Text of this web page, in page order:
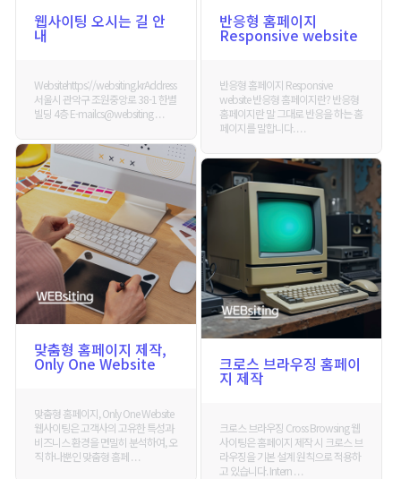
웹사이팅 오시는 길 안
내
Websitehttps://websiting.krAddress
서울시 관악구 조원중앙로 38-1 한별
빌딩 4층 E-mailcs@websiting . . .
반응형 홈페이지
Responsive website
반응형 홈페이지 Responsive
website 반응형 홈페이지란? 반응형
홈페이지란 말 그대로 반응을 하는 홈
페이지를 말합니다. . . .
맞춤형 홈페이지 제작,
Only One Website
맞춤형 홈페이지, Only One Website
웹사이팅은 고객사의 고유한 특성과
비즈니스 환경을 면밀히 분석하여, 오
직 하나뿐인 맞춤형 홈페 . . .
크로스 브라우징 홈페이
지 제작
크로스 브라우징 Cross Browsing 웹
사이팅은 홈페이지 제작 시 크로스 브
라우징을 기본 설계 원칙으로 적용하
고 있습니다. Intern . . .